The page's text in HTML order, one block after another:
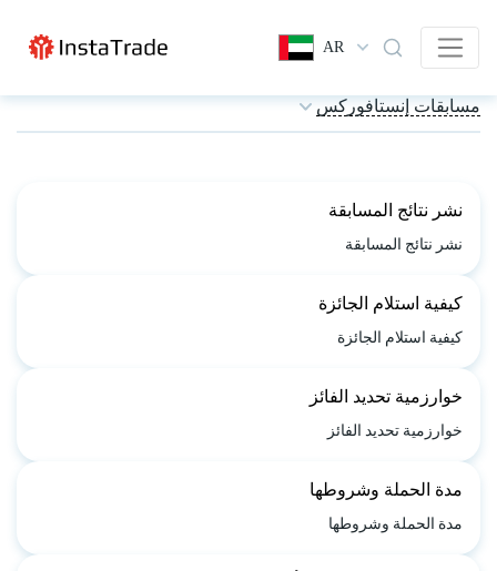
AR
مسابقات إنستافوركس
نشر نتائج المسابقة
نشر نتائج المسابقة
كيفية استلام الجائزة
كيفية استلام الجائزة
خوارزمية تحديد الفائز
خوارزمية تحديد الفائز
مدة الحملة وشروطها
مدة الحملة وشروطها